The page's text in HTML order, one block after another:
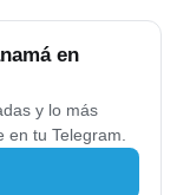
en
y lo más
en tu Telegram.